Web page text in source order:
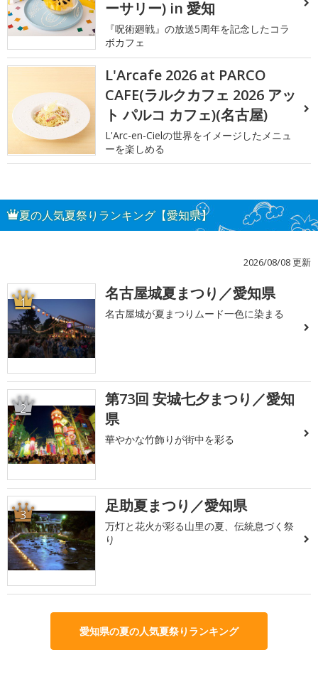
ーサリー) in 愛知
『呪術廻戦』の放送5周年を記念したコラ
ボカフェ
L'Arcafe 2026 at PARCO
CAFE(ラルクカフェ 2026 アッ
ト パルコ カフェ)(名古屋)
L'Arc-en-Cielの世界をイメージしたメニュ
ーを楽しめる
夏の人気夏祭りランキング【愛知県】
2026/08/08 更新
1 名古屋城夏まつり／愛知県
名古屋城が夏まつりムード一色に染まる
2
第73回 安城七夕まつり／愛知
県
華やかな竹飾りが街中を彩る
3 足助夏まつり／愛知県
万灯と花火が彩る山里の夏、伝統息づく祭
り
愛知県の夏の人気夏祭りランキング